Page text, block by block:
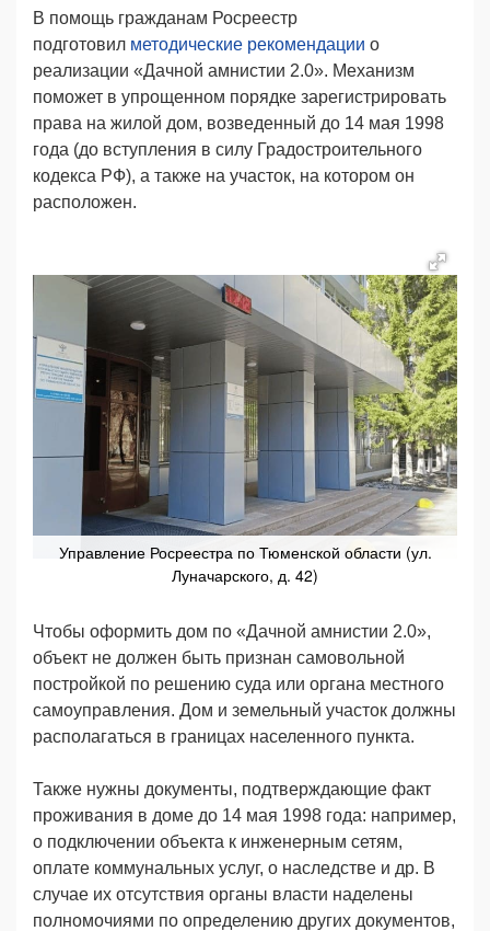
В помощь гражданам Росреестр
подготовил методические рекомендации о
реализации «Дачной амнистии 2.0». Механизм
поможет в упрощенном порядке зарегистрировать
права на жилой дом, возведенный до 14 мая 1998
года (до вступления в силу Градостроительного
кодекса РФ), а также на участок, на котором он
расположен.
Управление Росреестра по Тюменской области (ул.
Луначарского, д. 42)
Чтобы оформить дом по «Дачной амнистии 2.0»,
объект не должен быть признан самовольной
постройкой по решению суда или органа местного
самоуправления. Дом и земельный участок должны
располагаться в границах населенного пункта.
Также нужны документы, подтверждающие факт
проживания в доме до 14 мая 1998 года: например,
о подключении объекта к инженерным сетям,
оплате коммунальных услуг, о наследстве и др. В
случае их отсутствия органы власти наделены
полномочиями по определению других документов,